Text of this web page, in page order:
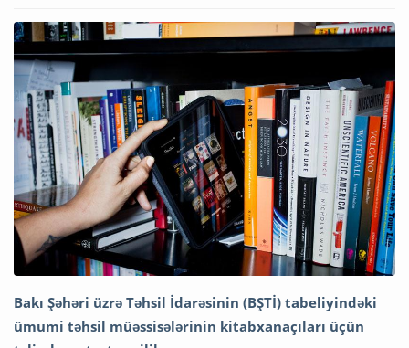
Bakı Şəhəri üzrə Təhsil İdarəsinin (BŞTİ) tabeliyindəki
ümumi təhsil müəssisələrinin kitabxanaçıları üçün